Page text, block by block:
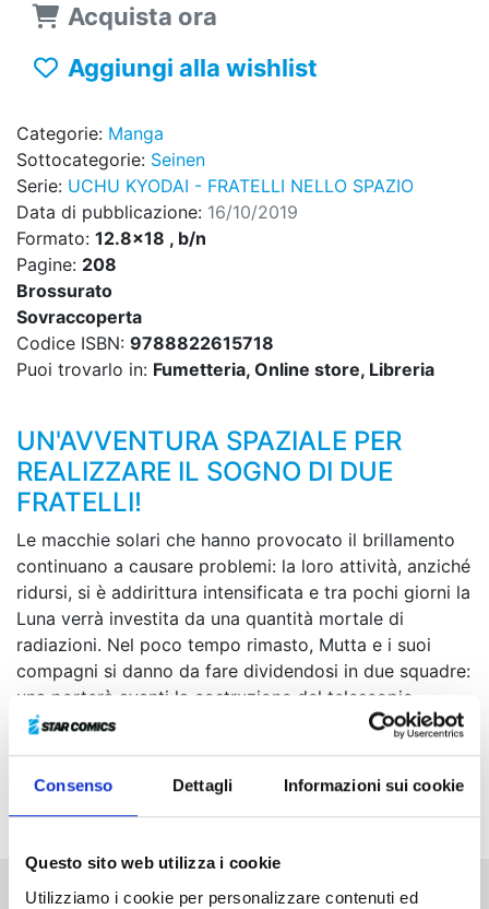
Consenso Dettagli Informazioni sui cookie
Questo sito web utilizza i cookie
Utilizziamo i cookie per personalizzare contenuti ed
Acquista ora
Aggiungi alla wishlist
Categorie: Manga
Sottocategorie: Seinen
Serie: UCHU KYODAI - FRATELLI NELLO SPAZIO
Data di pubblicazione: 16/10/2019
Formato: 12.8x18 , b/n
Pagine: 208
Brossurato
Sovraccoperta
Codice ISBN: 9788822615718
Puoi trovarlo in: Fumetteria, Online store, Libreria
UN'AVVENTURA SPAZIALE PER
REALIZZARE IL SOGNO DI DUE
FRATELLI!
Le macchie solari che hanno provocato il brillamento
continuano a causare problemi: la loro attività, anziché
ridursi, si è addirittura intensificata e tra pochi giorni la
Luna verrà investita da una quantità mortale di
radiazioni. Nel poco tempo rimasto, Mutta e i suoi
compagni si danno da fare dividendosi in due squadre:
una porterà avanti la costruzione del telescopio
lunare, mentre l’altra si occuperà dei preparativi per il
ritorno sulla Terra. Tutti lavorano alacremente, ma
nonostante ciò dovranno presto affrontare l’imprevisto
peggiore della missione!